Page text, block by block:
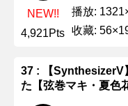
NEW!!
4,921Pts
播放:
收藏:
37 : 【SynthesizerV
た【弦巻マキ・夏色